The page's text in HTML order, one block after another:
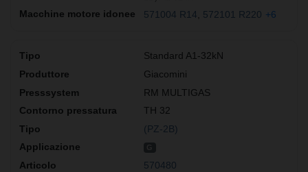
571004 R14 572101 R220 +6
Standard A1-32kN
Giacomini
RM MULTIGAS
TH 32
(PZ-2B)
570480